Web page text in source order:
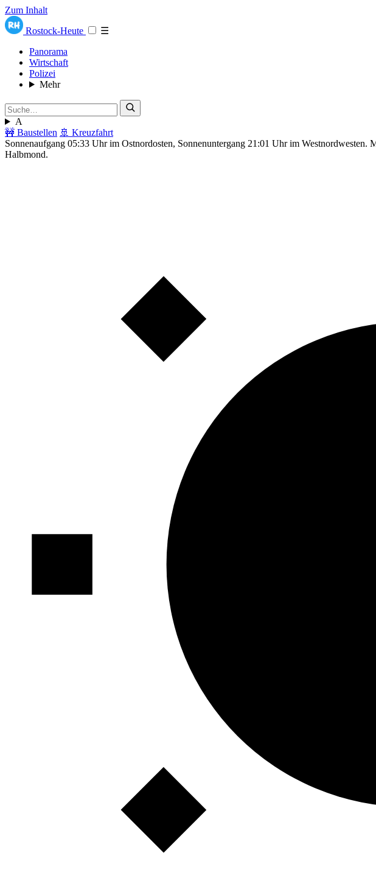
Zum Inhalt
Rostock-Heute
☰
Panorama
Wirtschaft
Polizei
Mehr
A
🚧 Baustellen 🚢 Kreuzfahrt
Sonnenaufgang 05:33 Uhr im Ostnordosten, Sonnenuntergang 21:01 Uhr im
Halbmond.